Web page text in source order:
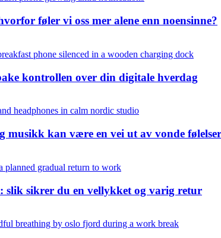
føler vi oss mer alene enn noensinne?
kontrollen over din digitale hverdag
kan være en vei ut av vonde følelser
slik sikrer du en vellykket og varig retur